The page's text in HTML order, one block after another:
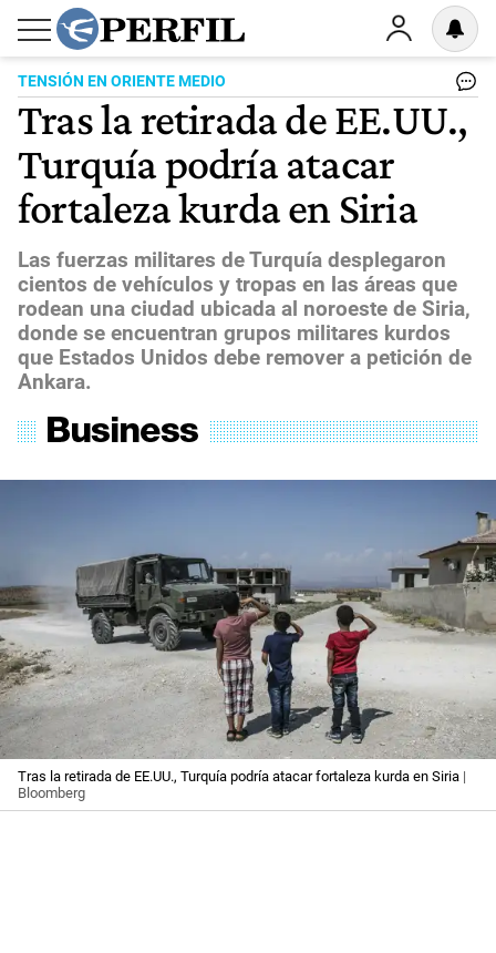
TENSIÓN EN ORIENTE MEDIO
Tras la retirada de EE.UU.,
Turquía podría atacar
fortaleza kurda en Siria
Las fuerzas militares de Turquía desplegaron
cientos de vehículos y tropas en las áreas que
rodean una ciudad ubicada al noroeste de Siria,
donde se encuentran grupos militares kurdos
que Estados Unidos debe remover a petición de
Ankara.
Tras la retirada de EE.UU., Turquía podría atacar fortaleza kurda en Siria |
Bloomberg